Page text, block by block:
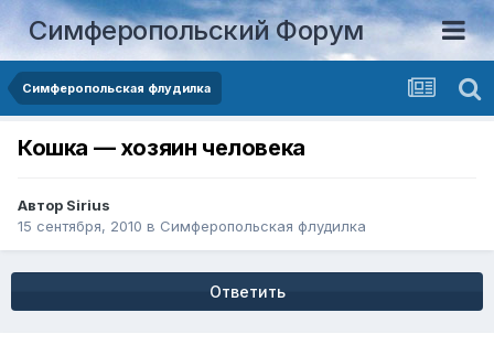
Симферопольский Форум
Симферопольская флудилка
Кошка — хозяин человека
Автор Sirius
15 сентября, 2010 в Симферопольская флудилка
Ответить